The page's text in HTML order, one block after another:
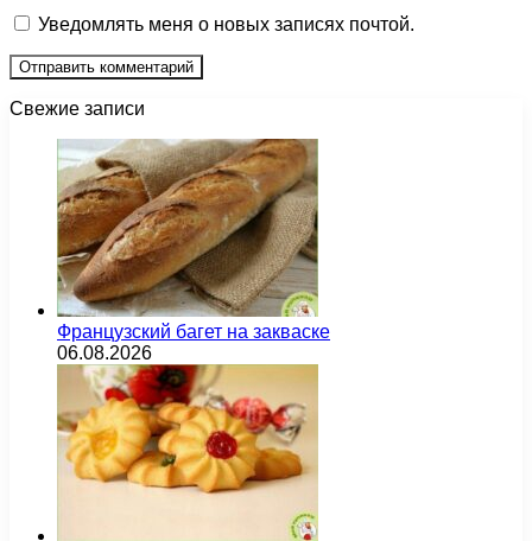
Уведомлять меня о новых записях почтой.
Свежие записи
Французский багет на закваске
06.08.2026